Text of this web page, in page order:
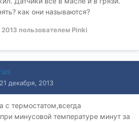
как они называются?
пользователем Pinki
21 декабря, 2013
термостатом,всегда
минусовой температуре минут за